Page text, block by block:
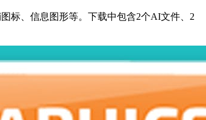
标、信息图形等。下载中包含2个AI文件、2